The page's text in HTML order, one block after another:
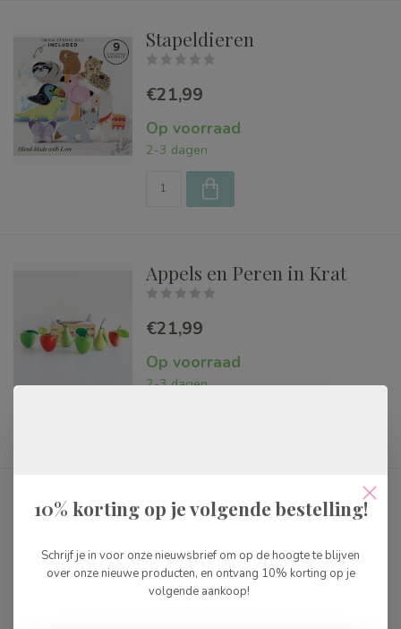
Stapeldieren
€21,99
Op voorraad
2-3 dagen
Appels en Peren in Krat
€21,99
Op voorraad
2-3 dagen
Eieren in Krat
€21,99
Op voorraad
10% korting op je volgende bestelling!
Schrijf je in voor onze nieuwsbrief om op de hoogte te blijven
over onze nieuwe producten, en ontvang 10% korting op je
volgende aankoop!